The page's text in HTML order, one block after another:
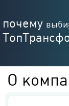
почему
О